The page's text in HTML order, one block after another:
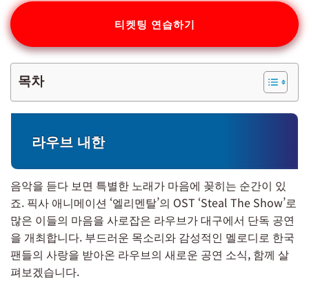
티켓팅 연습하기
목차
라우브 내한
음악을 듣다 보면 특별한 노래가 마음에 꽂히는 순간이 있
죠. 픽사 애니메이션 ‘엘리멘탈’의 OST ‘Steal The Show’로
많은 이들의 마음을 사로잡은 라우브가 대구에서 단독 공연
을 개최합니다. 부드러운 목소리와 감성적인 멜로디로 한국
팬들의 사랑을 받아온 라우브의 새로운 공연 소식, 함께 살
펴보겠습니다.